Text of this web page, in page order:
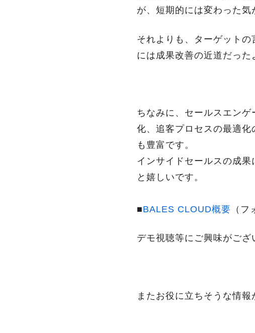
が、短期的には変わった気
それよりも、ターゲット
には成果改善の近道だった
ちなみに、セールスエン
化、追客プロセスの最適
も豊富です。
インサイドセールスの成
と嬉しいです。
■BALES CLOUD概要 （
デモ視聴等にご興味がござ
またお役に立ちそうな情